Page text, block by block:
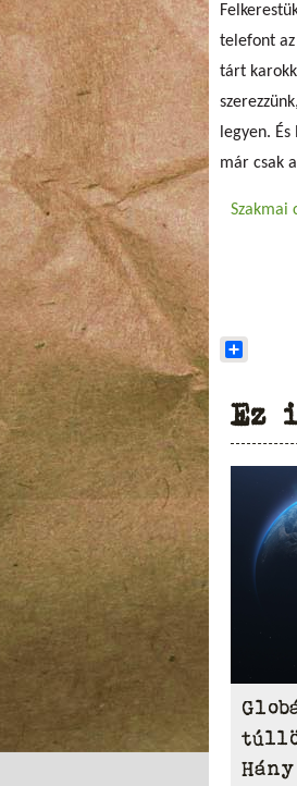
telefont
tárt
legyen.
már csak
Szakmai
Ez